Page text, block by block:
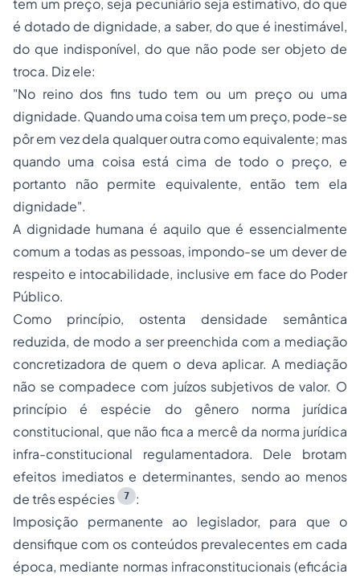
tem um preço, seja pecuniário seja estimativo, do que
é dotado de dignidade, a saber, do que é inestimável,
do que indisponível, do que não pode ser objeto de
troca. Diz ele:
"No reino dos fins tudo tem ou um preço ou uma
dignidade. Quando uma coisa tem um preço, pode-se
pôr em vez dela qualquer outra como equivalente; mas
quando uma coisa está cima de todo o preço, e
portanto não permite equivalente, então tem ela
dignidade".
A dignidade humana é aquilo que é essencialmente
comum a todas as pessoas, impondo-se um dever de
respeito e intocabilidade, inclusive em face do Poder
Público.
Como princípio, ostenta densidade semântica
reduzida, de modo a ser preenchida com a mediação
concretizadora de quem o deva aplicar. A mediação
não se compadece com juízos subjetivos de valor. O
princípio é espécie do gênero norma jurídica
constitucional, que não fica a mercê da norma jurídica
infra-constitucional regulamentadora. Dele brotam
efeitos imediatos e determinantes, sendo ao menos
de três espécies
7
:
Imposição permanente ao legislador, para que o
densifique com os conteúdos prevalecentes em cada
época, mediante normas infraconstitucionais (eficácia